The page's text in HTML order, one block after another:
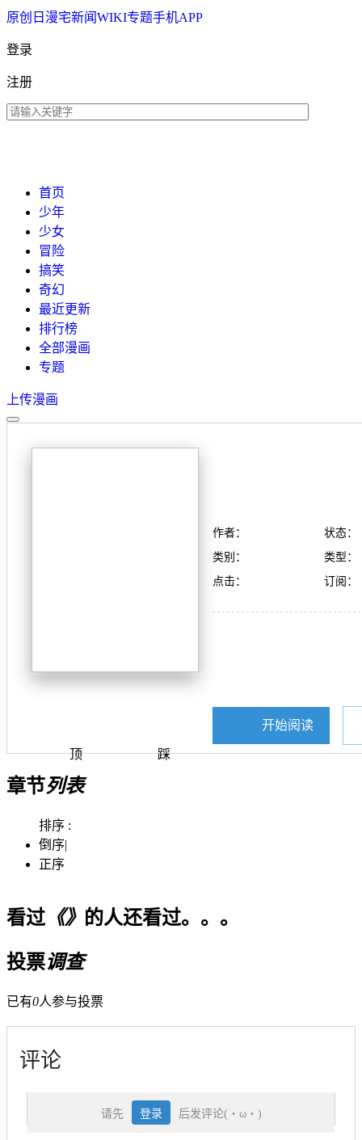
原创 日漫宅新闻WIKI专题手机APP
登录
注册
首页
少年
少女
冒险
搞笑
奇幻
最近更新
排行榜
全部漫画
专题
上传漫画
顶 踩
作者：
状态：
类别：
类型：
点击：
订阅：
开始阅读
章节列表
排序 :
倒序|
正序
看过《》 的人还看过。。。
投票调查
已有0人参与投票
评论
请先 登录 后发评论(・ω・)